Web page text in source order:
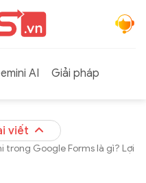
AI Giải pháp
viết
trong Google Forms là gì? Lợi